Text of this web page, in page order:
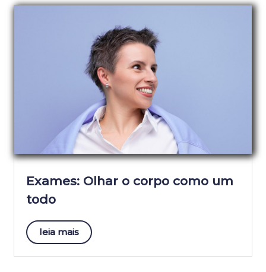
Exames: Olhar o corpo como um
todo
leia mais